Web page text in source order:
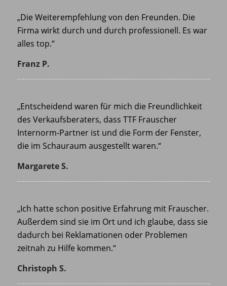
„Die Weiterempfehlung von den Freunden. Die
Firma wirkt durch und durch professionell. Es war
alles top.“
Franz P.
„Entscheidend waren für mich die Freundlichkeit
des Verkaufsberaters, dass TTF Frauscher
Internorm-Partner ist und die Form der Fenster,
die im Schauraum ausgestellt waren.“
Margarete S.
„Ich hatte schon positive Erfahrung mit Frauscher.
Außerdem sind sie im Ort und ich glaube, dass sie
dadurch bei Reklamationen oder Problemen
zeitnah zu Hilfe kommen.“
Christoph S.